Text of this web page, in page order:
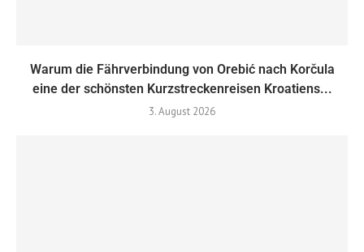
Warum die Fährverbindung von Orebić nach Korčula
eine der schönsten Kurzstreckenreisen Kroatiens...
3. August 2026